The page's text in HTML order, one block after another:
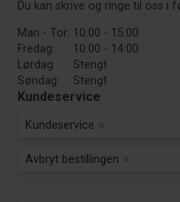
Du kan skrive og ringe til oss i
Man - Tor: 10:00 - 15:00
Fredag:
10:00 - 14:00
Lørdag
Stengt
Søndag:
Stengt
Kundeservice
Kundeservice
Avbryt bestillingen